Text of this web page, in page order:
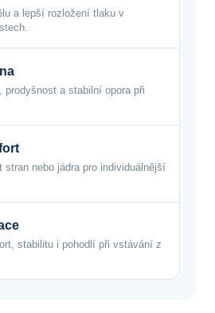
a lepší rozložení tlaku v
prodyšnost a stabilní opora při
stran nebo jádra pro individuálnější
stabilitu i pohodlí při vstávání z